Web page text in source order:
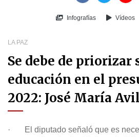
Infografías Vídeos
LA PAZ
Se debe de priorizar
educación en el
2022: José María
· El diputado señaló que es